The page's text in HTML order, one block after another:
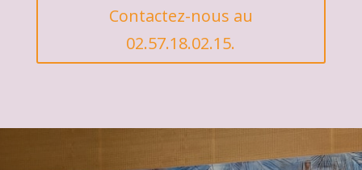
Contactez-nous au
02.57.18.02.15.